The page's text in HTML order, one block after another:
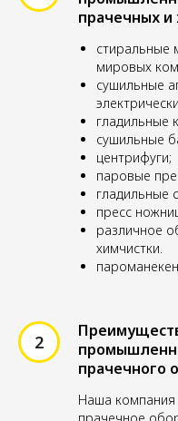
прачечных и
стиральные
мировых
сушильные
гладильные
сушильные
центрифуги;
паровые
гладильные
пресс
различное
химчистки.
прачечного
Наша компания
прачечное